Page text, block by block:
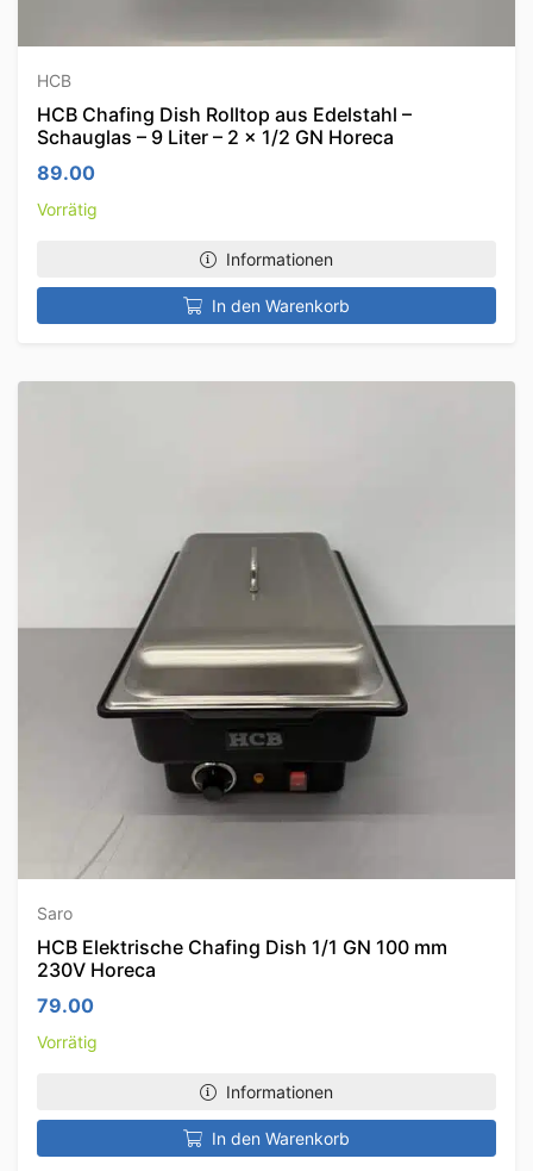
HCB
HCB Chafing Dish Rolltop aus Edelstahl –
Schauglas – 9 Liter – 2 x 1/2 GN Horeca
89.00
Vorrätig
Informationen
In den Warenkorb
Saro
HCB Elektrische Chafing Dish 1/1 GN 100 mm
230V Horeca
79.00
Vorrätig
Informationen
In den Warenkorb